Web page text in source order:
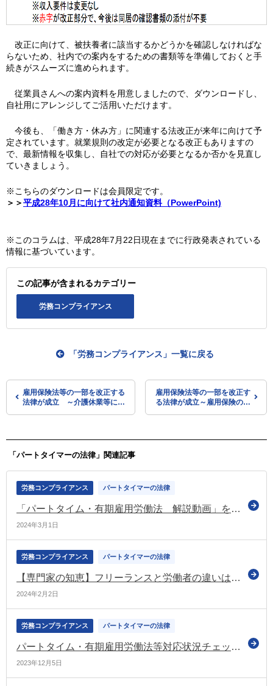
改正に向けて、被扶養者に該当するかどうかを確認しなければな
らないため、社内での案内をするための書類等を準備しておくと手
続きがスムーズに進められます。
従業員さんへの案内資料を用意しましたので、ダウンロードし、
自社用にアレンジしてご活用いただけます。
今後も、「働き方・休み方」に関連する法改正が来年に向けて予
定されています。就業規則の改定が必要となる改正もありますの
で、最新情報を収集し、自社での対応が必要となるか否かを見直し
ていきましょう。
※こちらのダウンロードは会員限定です。
＞＞平成28年10月に向けて社内通知資料（PowerPoint)
※このコラムは、平成28年7月22日現在までに行政発表されている
情報に基づいています。
この記事が含まれるカテゴリー
労務コンプライアンス
雇用保険法等の一部を改正する
法律が成立 ～介護休業等に係
「労務コンプライアンス」一覧に戻る
雇用保険法等の一部を改正す
る法律が成立～雇用保険の適
「パートタイマーの法律」関連記事
労務コンプライアンス パートタイマーの法律
「パートタイム・有期雇用労働法 解説動画」をリニューアル（多様な働き方の実現応援サイト）
2024年3月1日
労務コンプライアンス パートタイマーの法律
【専門家の知恵】フリーランスと労働者の違いは何？フリーランスへの業務委託で注意すべきポイントを知ろう
2024年2月2日
労務コンプライアンス パートタイマーの法律
パートタイム・有期雇用労働法等対応状況チェックツールなどのURLを変更（多様な働き方の実現応援サイト）
2023年12月5日